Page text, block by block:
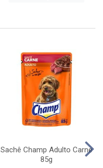
Sachê Champ Adulto Carne
85g